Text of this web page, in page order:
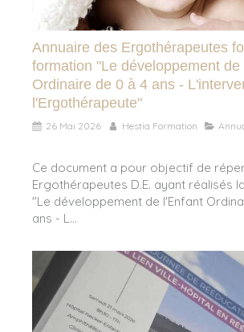
Annuaire des Ergothérapeutes
formation "Le développement de
Ordinaire de 0 à 4 ans -
l'Ergothérapeute"
26 Mai 2026 Hestia Formation
Ce document a pour objectif de
Ergothérapeutes D.E. ayant réalisés
"Le développement de l'Enfant
ans - L...